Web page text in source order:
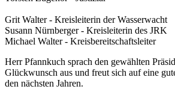
Grit Walter - Kreisleiterin der Wasserwacht
Susann Nürnberger - Kreisleiterin des JRK
Michael Walter - Kreisbereitschaftsleiter
Herr Pfannkuch sprach den gewählten
Glückwunsch aus und freut sich auf eine
den nächsten Jahren.